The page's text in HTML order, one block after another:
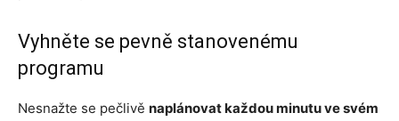
Vyhněte se pevně stanovenému
programu
Nesnažte se pečlivě naplánovat každou minutu ve svém